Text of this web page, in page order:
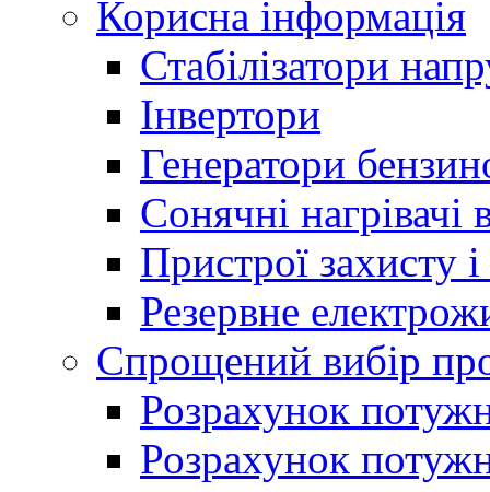
Корисна інформація
Стабілізатори
Інвертори
Генератори
Сонячні нагрівачі
Пристрої захисту і
Резервне
Спрощений вибір
Розрахунок
Розрахунок